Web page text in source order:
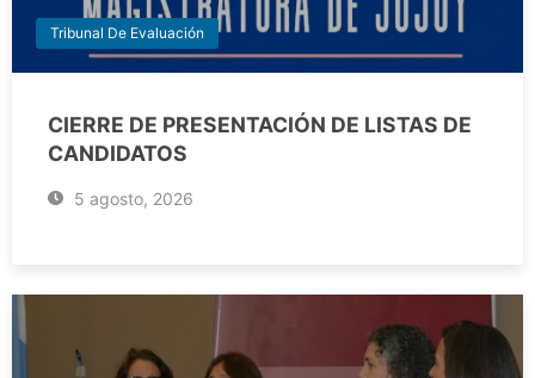
Tribunal De Evaluación
CIERRE DE PRESENTACIÓN DE LISTAS DE
CANDIDATOS
5 agosto, 2026